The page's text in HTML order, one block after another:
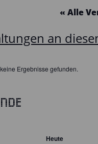
« Alle
an
Ergebnisse gefunden.
Heute